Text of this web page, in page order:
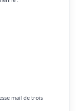
mail de trois